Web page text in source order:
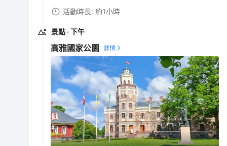
活動時長: 約1小時
景點 · 下午
高雅國家公園